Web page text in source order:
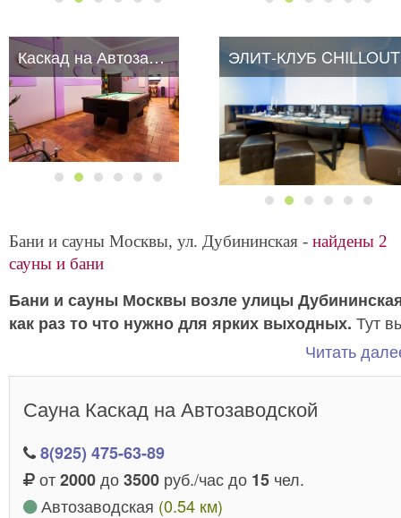
Каскад на Автозаводской ЭЛИТ-КЛУБ CHILLOUT
ЭЛИТ-КЛУБ CHILLOUT
Бани и сауны Москвы, ул. Дубининская - найдены 2
сауны и бани
Бани и сауны Москвы возле улицы
как раз то что нужно для ярких выходных. Тут
почувствуете себя комфортно и проведете время с
Читать
Сауна Каскад на Автозаводской
8(925) 475-63-89
от2000до3500 руб./час до 15 чел.
Автозаводская (0.54 км)